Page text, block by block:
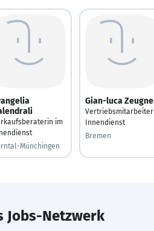
im
Münchingen
Gian-luca
Vertriebsmitarbeiter
Innendienst
Bremen
Jobs-Netzwerk